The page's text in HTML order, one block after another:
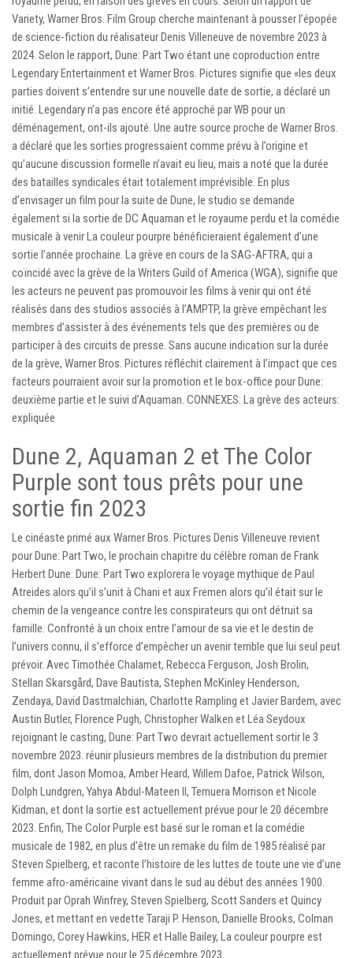
Variety, Warner Bros. Film Group cherche maintenant à pousser l’épopée
de science-fiction du réalisateur Denis Villeneuve de novembre 2023 à
2024. Selon le rapport, Dune: Part Two étant une coproduction entre
Legendary Entertainment et Warner Bros. Pictures signifie que «les deux
parties doivent s’entendre sur une nouvelle date de sortie, a déclaré un
initié. Legendary n’a pas encore été approché par WB pour un
déménagement, ont-ils ajouté. Une autre source proche de Warner Bros.
a déclaré que les sorties progressaient comme prévu à l’origine et
qu’aucune discussion formelle n’avait eu lieu, mais a noté que la durée
des batailles syndicales était totalement imprévisible. En plus
d’envisager un film pour la suite de Dune, le studio se demande
également si la sortie de DC Aquaman et le royaume perdu et la comédie
musicale à venir La couleur pourpre bénéficieraient également d’une
sortie l’année prochaine. La grève en cours de la SAG-AFTRA, qui a
coïncidé avec la grève de la Writers Guild of America (WGA), signifie que
les acteurs ne peuvent pas promouvoir les films à venir qui ont été
réalisés dans des studios associés à l’AMPTP, la grève empêchant les
membres d’assister à des événements tels que des premières ou de
participer à des circuits de presse. Sans aucune indication sur la durée
de la grève, Warner Bros. Pictures réfléchit clairement à l’impact que ces
facteurs pourraient avoir sur la promotion et le box-office pour Dune:
deuxième partie et le suivi d’Aquaman. CONNEXES: La grève des acteurs:
expliquée
Dune 2, Aquaman 2 et The Color
Purple sont tous prêts pour une
sortie fin 2023
Le cinéaste primé aux Warner Bros. Pictures Denis Villeneuve revient
pour Dune: Part Two, le prochain chapitre du célèbre roman de Frank
Herbert Dune. Dune: Part Two explorera le voyage mythique de Paul
Atreides alors qu’il s’unit à Chani et aux Fremen alors qu’il était sur le
chemin de la vengeance contre les conspirateurs qui ont détruit sa
famille. Confronté à un choix entre l’amour de sa vie et le destin de
l’univers connu, il s’efforce d’empêcher un avenir terrible que lui seul peut
prévoir. Avec Timothée Chalamet, Rebecca Ferguson, Josh Brolin,
Stellan Skarsgård, Dave Bautista, Stephen McKinley Henderson,
Zendaya, David Dastmalchian, Charlotte Rampling et Javier Bardem, avec
Austin Butler, Florence Pugh, Christopher Walken et Léa Seydoux
rejoignant le casting, Dune: Part Two devrait actuellement sortir le 3
novembre 2023. réunir plusieurs membres de la distribution du premier
film, dont Jason Momoa, Amber Heard, Willem Dafoe, Patrick Wilson,
Dolph Lundgren, Yahya Abdul-Mateen II, Temuera Morrison et Nicole
Kidman, et dont la sortie est actuellement prévue pour le 20 décembre
2023. Enfin, The Color Purple est basé sur le roman et la comédie
musicale de 1982, en plus d’être un remake du film de 1985 réalisé par
Steven Spielberg, et raconte l’histoire de les luttes de toute une vie d’une
femme afro-américaine vivant dans le sud au début des années 1900.
Produit par Oprah Winfrey, Steven Spielberg, Scott Sanders et Quincy
Jones, et mettant en vedette Taraji P. Henson, Danielle Brooks, Colman
Domingo, Corey Hawkins, HER et Halle Bailey, La couleur pourpre est
actuellement prévue pour le 25 décembre 2023.